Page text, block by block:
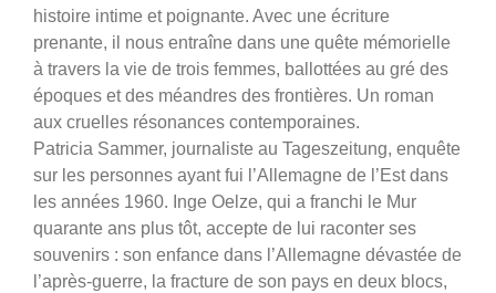
histoire intime et poignante. Avec une écriture
prenante, il nous entraîne dans une quête mémorielle
à travers la vie de trois femmes, ballottées au gré des
époques et des méandres des frontières. Un roman
aux cruelles résonances contemporaines.
Patricia Sammer, journaliste au Tageszeitung, enquête
sur les personnes ayant fui l’Allemagne de l’Est dans
les années 1960. Inge Oelze, qui a franchi le Mur
quarante ans plus tôt, accepte de lui raconter ses
souvenirs : son enfance dans l’Allemagne dévastée de
l’après-guerre, la fracture de son pays en deux blocs,